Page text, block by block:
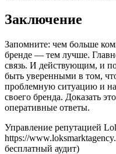
Заключение
Запомните: чем больше
бренде — тем лучше.
связь. И действующим, и
быть уверенными в том,
проблемную ситуацию и
своего бренда. Доказать
оперативные ответы.
Управление репутацией
https://
бесплатный аудит)